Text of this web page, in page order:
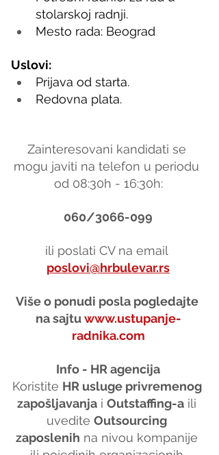
stolarskoj radnji.
Mesto rada: Beograd
Uslovi:
Prijava od starta.
Redovna plata.
Zainteresovani kandidati se
mogu javiti na telefon u periodu
od 08:30h - 16:30h:
060/3066-099
ili poslati CV na email
poslovi@hrbulevar.rs
Više o ponudi posla pogledajte
na sajtu www.ustupanje-
radnika.com
Info - HR agencija
Koristite HR usluge privremenog
zapošljavanja i Outstaffing-a ili
uvedite Outsourcing
zaposlenih na nivou kompanije